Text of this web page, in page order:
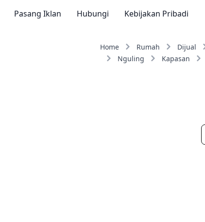
Pasang Iklan Hubungi Kebijakan Pribadi
Home Rumah Dijual
Nguling
Kapasan